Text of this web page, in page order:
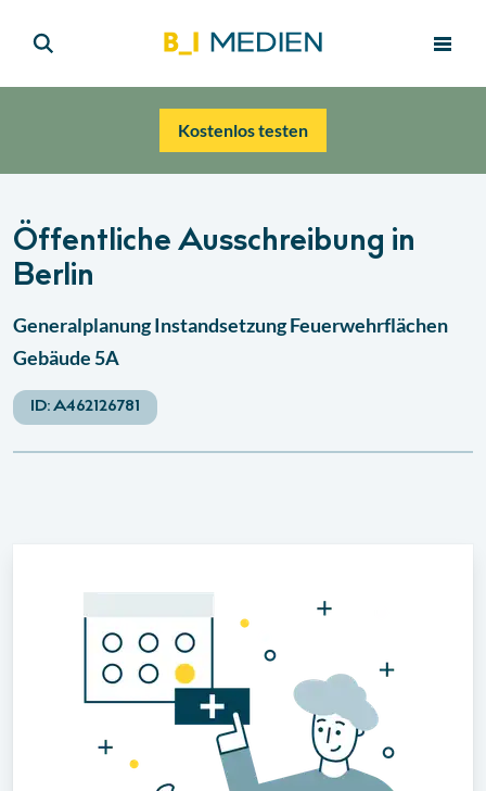
Kostenlos testen
Öffentliche Ausschreibung in
Berlin
Generalplanung Instandsetzung Feuerwehrflächen
Gebäude 5A
ID:A462126781